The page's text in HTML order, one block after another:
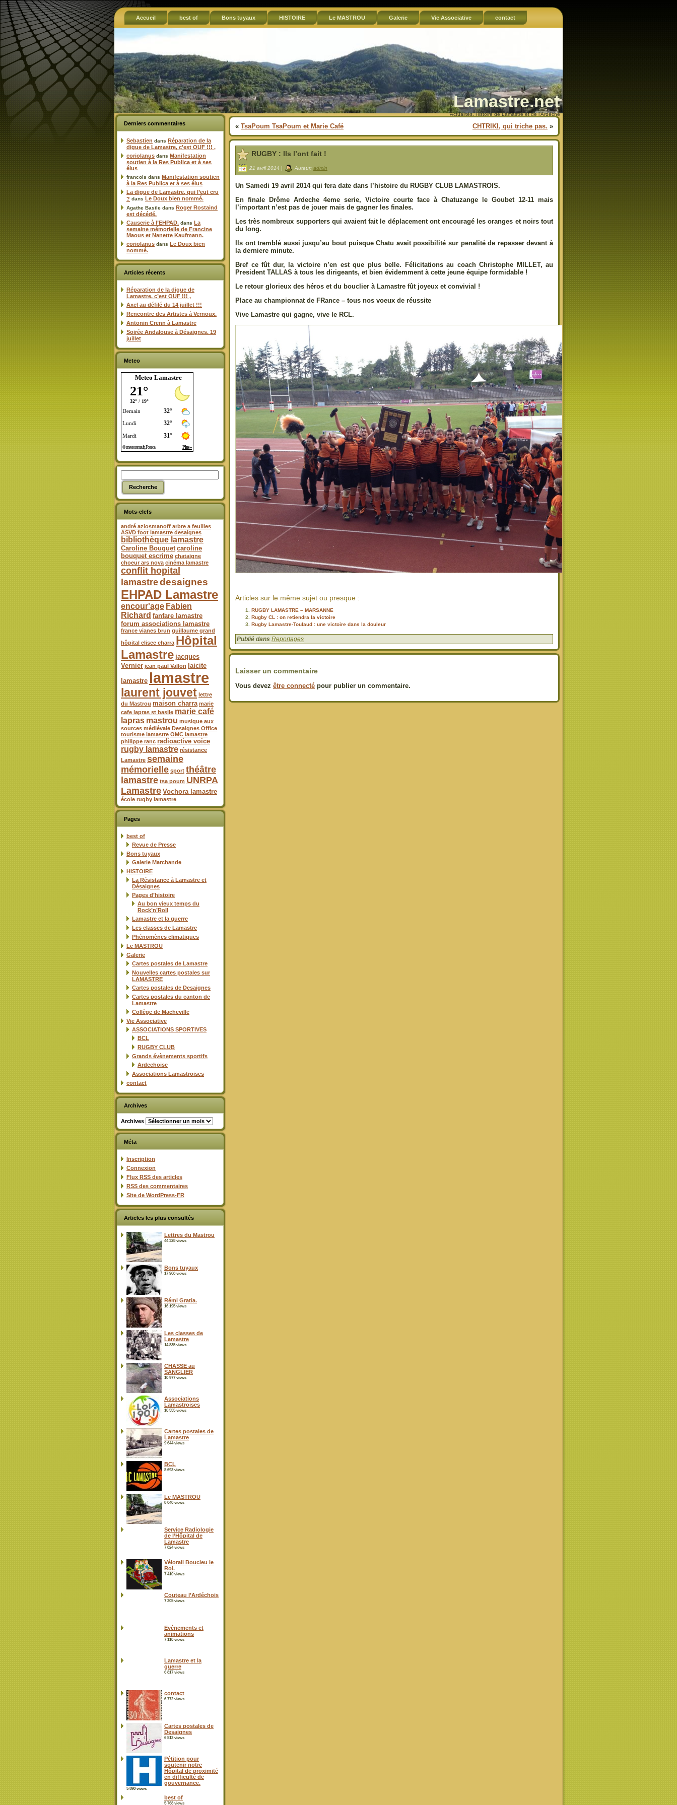
Accueil best of Bons tuyaux HISTOIRE Le MASTROU Galerie Vie Associative contact
Lamastre.net
Actualités, Histoire de Lamastre et de l'Ardèche
Derniers commentaires
Sebastien dans Réparation de la
digue de Lamastre, c’est OUF !!! ,
coriolanus dans Manifestation
soutien à la Res Publica et à ses
élus
francois dans Manifestation soutien
à la Res Publica et à ses élus
La digue de Lamastre, qui l’eut cru
? dans Le Doux bien nommé.
Agathe Basile dans Roger Rostaind
est décédé.
Causerie à l’EHPAD. dans La
semaine mémorielle de Francine
Maous et Nanette Kaufmann.
coriolanus dans Le Doux bien
nommé.
Articles récents
Réparation de la digue de
Lamastre, c’est OUF !!! ,
Axel au défilé du 14 juillet !!!
Rencontre des Artistes à Vernoux.
Antonin Crenn à Lamastre
Soirée Andalouse à Désaignes. 19
juillet
Meteo
Meteo Lamastre
Mots-clefs
andré aziosmanoff arbre a feuilles
ASVD foot lamastre desaignes
bibliothèque lamastre
Caroline Bouquet caroline
bouquet escrime chataigne
choeur ars nova cinéma lamastre
conflit hopital
lamastredesaignes
EHPAD Lamastre
encour'age Fabien
Richard fanfare lamastre
forum associations lamastre
france vianes brun guillaume grand
hôpital elisee charra Hôpital
Lamastre jacques
Vernier jean paul Vallon
laicite
lamastre lamastre
laurent jouvet lettre
du Mastrou maison charra marie
cafe lapras st basile marie café
lapras mastrou musique aux
sources médiévale Desaignes Office
tourisme lamastre OMC lamastre
philippe ranc radioactive voice
rugby lamastre résistance
Lamastre semaine
mémorielle sport théâtre
lamastre tsa poum UNRPA
Lamastre Vochora lamastre
école rugby lamastre
Pages
best of
Revue de Presse
Bons tuyaux
Galerie Marchande
HISTOIRE
La Résistance à Lamastre et
Désaignes
Pages d’histoire
Au bon vieux temps du
Rock’n’Roll
Lamastre et la guerre
Les classes de Lamastre
Phénomènes climatiques
Le MASTROU
Galerie
Cartes postales de Lamastre
Nouvelles cartes postales sur
LAMASTRE
Cartes postales de Desaignes
Cartes postales du canton de
Lamastre
Collège de Macheville
Vie Associative
ASSOCIATIONS SPORTIVES
BCL
RUGBY CLUB
Grands évènements sportifs
Ardechoise
Associations Lamastroises
contact
Archives
Archives
Méta
Inscription
Connexion
Flux RSS des articles
RSS des commentaires
Site de WordPress-FR
Articles les plus consultés
Lettres du Mastrou
44 328 views
Bons tuyaux
17 968 views
Rémi Gratia.
16 195 views
Les classes de
Lamastre
14 835 views
CHASSE au
SANGLIER
10 977 views
Associations
Lamastroises
10 555 views
Cartes postales de
Lamastre
9 644 views
BCL
8 693 views
Le MASTROU
8 040 views
Service Radiologie
de l’Hôpital de
Lamastre
7 824 views
Vélorail Boucieu le
Roi.
7 410 views
Couteau l’Ardéchois
7 305 views
Evénements et
animations
7 110 views
Lamastre et la
guerre
6 817 views
contact
6 772 views
Cartes postales de
Desaignes
6 512 views
Pétition pour
soutenir notre
Hôpital de proximité
en difficulté de
gouvernance.
5 890 views
best of
5 768 views
« TsaPoum TsaPoum et Marie Café CHTRIKI, qui triche pas. »
RUGBY : Ils l’ont fait !
21 avril 2014 | Auteur: admin
Un Samedi 19 avril 2014 qui fera date dans l’histoire du RUGBY CLUB LAMASTROIS.
En finale Drôme Ardeche 4eme serie, Victoire courte face à Chatuzange le Goubet 12-11 mais
l’important n’est pas de jouer mais de gagner les finales.
Les très nombreux supporters qui avaient fait le déplacement ont encouragé les oranges et noirs tout
du long.
Ils ont tremblé aussi jusqu’au bout puisque Chatu avait possibilité sur penalité de repasser devant à
la derniere minute.
Bref ce fût dur, la victoire n’en est que plus belle. Félicitations au coach Christophe MILLET, au
President TALLAS à tous les dirigeants, et bien évidemment à cette jeune équipe formidable !
Le retour glorieux des héros et du bouclier à Lamastre fût joyeux et convivial !
Place au championnat de FRance – tous nos voeux de réussite
Vive Lamastre qui gagne, vive le RCL.
Articles sur le même sujet ou presque :
RUGBY LAMASTRE – MARSANNE
Rugby CL : on retiendra la victoire
Rugby Lamastre-Toulaud : une victoire dans la douleur
Publié dans Reportages
Laisser un commentaire
Vous devez être connecté pour publier un commentaire.